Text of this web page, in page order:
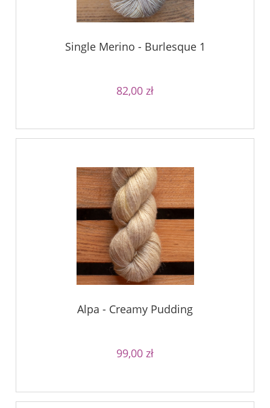
Single Merino - Burlesque 1
82,00 zł
Alpa - Creamy Pudding
99,00 zł